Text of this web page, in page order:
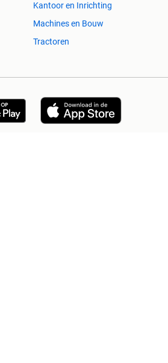
Kantoor en Inrichting
Machines en Bouw
Tractoren